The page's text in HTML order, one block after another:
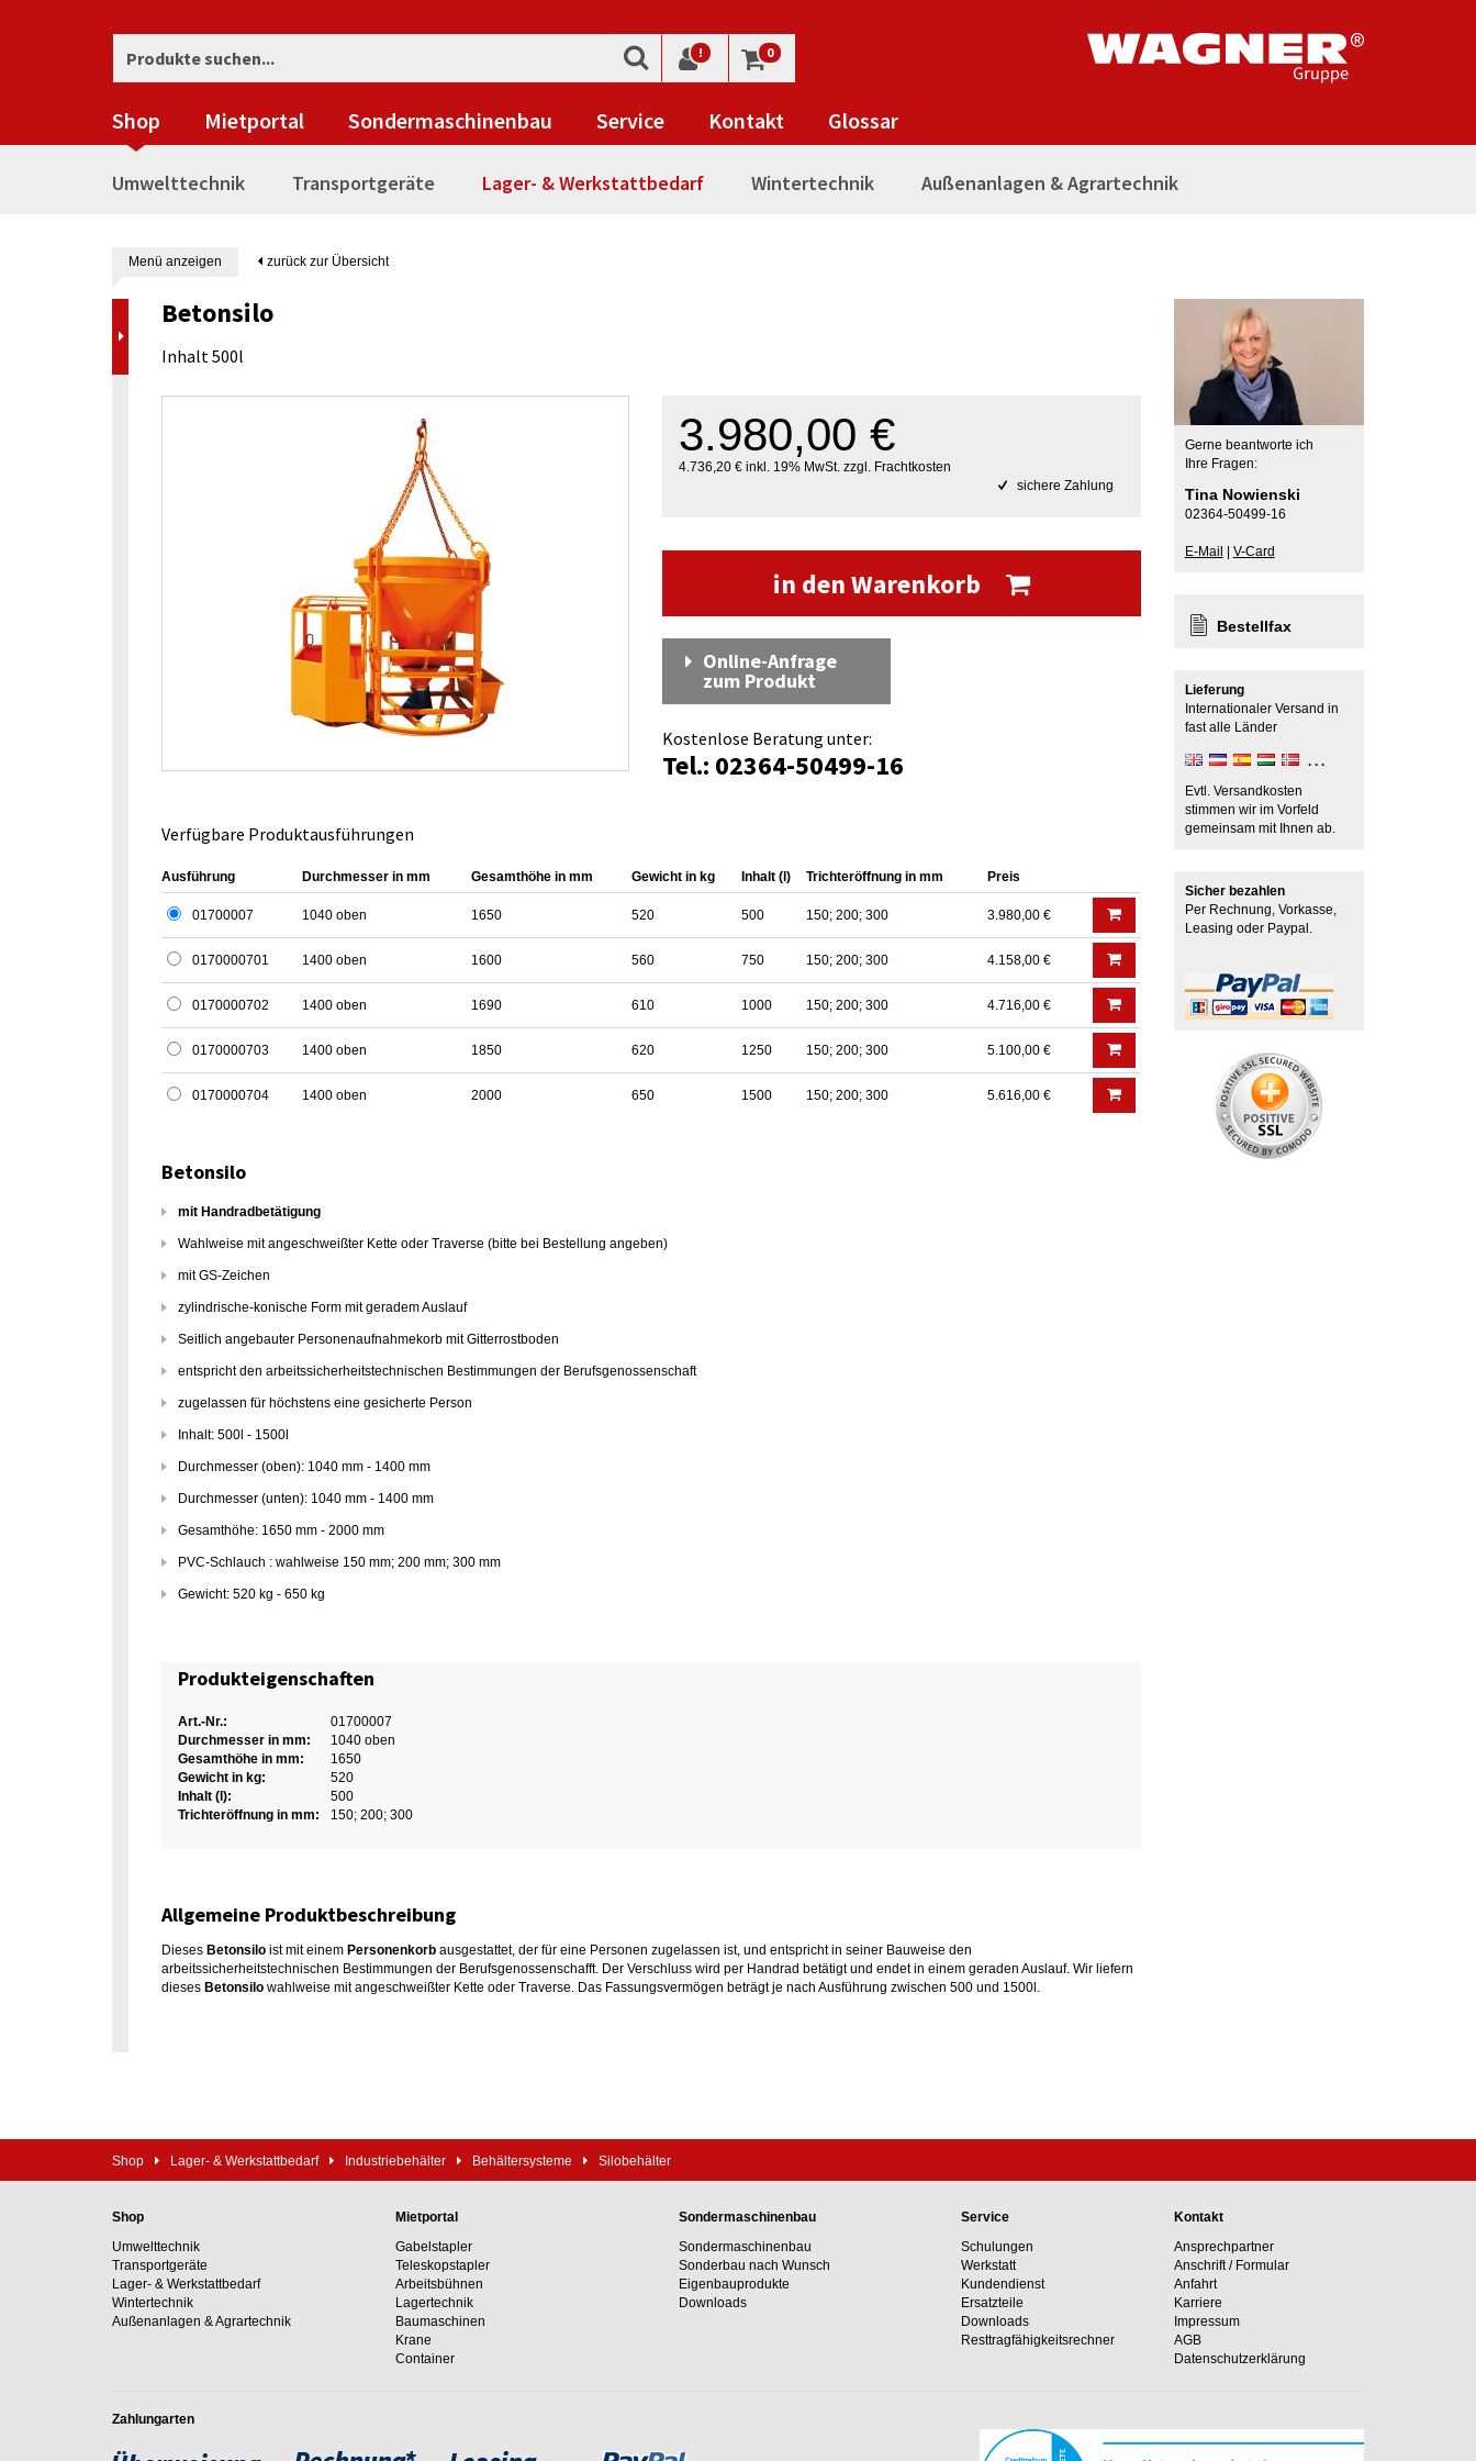
! 0
Shop Mietportal Sondermaschinenbau Service Kontakt Glossar
Umwelttechnik Transportgeräte Lager- & Werkstattbedarf Wintertechnik Außenanlagen & Agrartechnik
Menü anzeigen zurück zur Übersicht
Betonsilo
Inhalt 500l
3.980,00 €
4.736,20 € inkl. 19% MwSt. zzgl. Frachtkosten
sichere Zahlung
in den Warenkorb
Online-Anfrage
zum Produkt
Kostenlose Beratung unter:
Tel.: 02364-50499-16
Verfügbare Produktausführungen
Ausführung Durchmesser in mm Gesamthöhe in mm Gewicht in kg Inhalt (l) Trichteröffnung in mm Preis
01700007 1040 oben 1650 520 500 150; 200; 300 3.980,00 €
0170000701 1400 oben 1600 560 750 150; 200; 300 4.158,00 €
0170000702 1400 oben 1690 610 1000 150; 200; 300 4.716,00 €
0170000703 1400 oben 1850 620 1250 150; 200; 300 5.100,00 €
0170000704 1400 oben 2000 650 1500 150; 200; 300 5.616,00 €
Betonsilo
mit Handradbetätigung
Wahlweise mit angeschweißter Kette oder Traverse (bitte bei Bestellung angeben)
mit GS-Zeichen
zylindrische-konische Form mit geradem Auslauf
Seitlich angebauter Personenaufnahmekorb mit Gitterrostboden
entspricht den arbeitssicherheitstechnischen Bestimmungen der Berufsgenossenschaft
zugelassen für höchstens eine gesicherte Person
Inhalt: 500l - 1500l
Durchmesser (oben): 1040 mm - 1400 mm
Durchmesser (unten): 1040 mm - 1400 mm
Gesamthöhe: 1650 mm - 2000 mm
PVC-Schlauch : wahlweise 150 mm; 200 mm; 300 mm
Gewicht: 520 kg - 650 kg
Produkteigenschaften
Art.-Nr.:
01700007
Durchmesser in mm:
1040 oben
Gesamthöhe in mm:
1650
Gewicht in kg:
520
Inhalt (l):
500
Trichteröffnung in mm:
150; 200; 300
Allgemeine Produktbeschreibung
Dieses Betonsilo ist mit einem Personenkorb ausgestattet, der für eine Personen zugelassen ist, und entspricht in seiner Bauweise den
arbeitssicherheitstechnischen Bestimmungen der Berufsgenossenschafft. Der Verschluss wird per Handrad betätigt und endet in einem geraden Auslauf. Wir liefern
dieses Betonsilo wahlweise mit angeschweißter Kette oder Traverse. Das Fassungsvermögen beträgt je nach Ausführung zwischen 500 und 1500l.
Gerne beantworte ich
Ihre Fragen:
Tina Nowienski
02364-50499-16
E-Mail V-Card
Bestellfax
Lieferung
Internationaler Versand in
fast alle Länder
Evtl. Versandkosten
stimmen wir im Vorfeld
gemeinsam mit Ihnen ab.
Sicher bezahlen
Per Rechnung, Vorkasse,
Leasing oder Paypal.
Shop Lager- & Werkstattbedarf Industriebehälter Behältersysteme Silobehälter
Shop
Umwelttechnik
Transportgeräte
Lager- & Werkstattbedarf
Wintertechnik
Außenanlagen & Agrartechnik
Mietportal
Gabelstapler
Teleskopstapler
Arbeitsbühnen
Lagertechnik
Baumaschinen
Krane
Container
Sondermaschinenbau
Sondermaschinenbau
Sonderbau nach Wunsch
Eigenbauprodukte
Downloads
Service
Schulungen
Werkstatt
Kundendienst
Ersatzteile
Downloads
Resttragfähig­keits­rechner
Kontakt
Ansprechpartner
Anschrift / Formular
Anfahrt
Karriere
Impressum
AGB
Datenschutzerklärung
Zahlungarten